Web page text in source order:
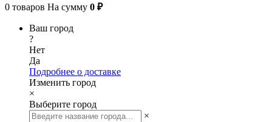
0 товаров На сумму 0 ₽
Ваш город
?
Нет
Да
Подробнее о доставке
Изменить город
×
Выберите город
×